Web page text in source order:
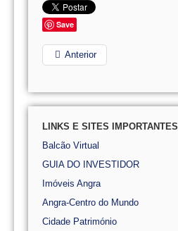
Save
Anterior
LINKS E SITES IMPORTANTES
Balcão Virtual
GUIA DO INVESTIDOR
Imóveis Angra
Angra-Centro do Mundo
Cidade Património